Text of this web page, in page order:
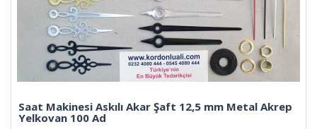
Saat Makinesi Askılı Akar Şaft 12,5 mm Metal Akrep
Yelkovan 100 Ad